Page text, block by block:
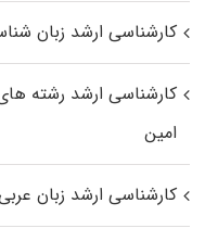
کارشناسی ارشد زبان
کارشناسی ارشد رﺷﺘﻪ
اﻣﻴﻦ
کارشناسی ارشد زبان